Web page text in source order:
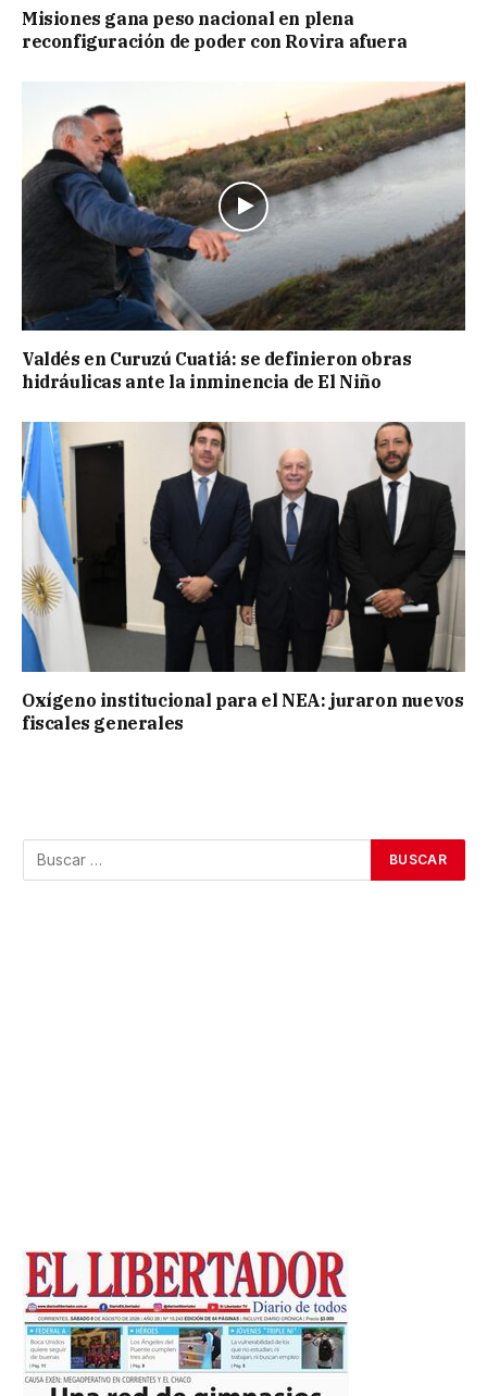
Misiones gana peso nacional en plena
reconfiguración de poder con Rovira afuera
Valdés en Curuzú Cuatiá: se definieron obras
hidráulicas ante la inminencia de El Niño
Oxígeno institucional para el NEA: juraron nuevos
fiscales generales